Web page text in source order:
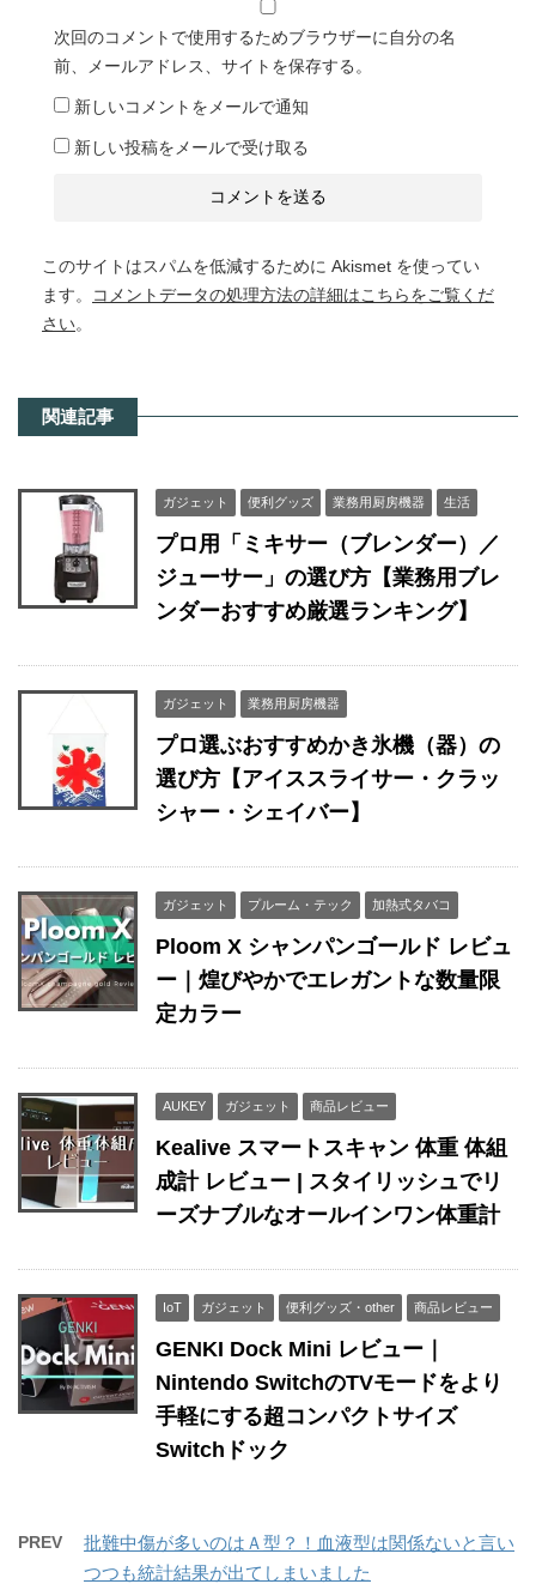
次回のコメントで使用するためブラウザーに自分の名
前、メールアドレス、サイトを保存する。
新しいコメントをメールで通知
新しい投稿をメールで受け取る
このサイトはスパムを低減するために Akismet を使ってい
ます。
コメントデータの処理方法の詳細はこちらをご覧くだ
さい。
関連記事
ガジェット 便利グッズ 業務用厨房機器 生活
プロ用「ミキサー（ブレンダー）／
ジューサー」の選び方【業務用ブレ
ンダーおすすめ厳選ランキング】
ガジェット 業務用厨房機器
プロ選ぶおすすめかき氷機（器）の
選び方【アイススライサー・クラッ
シャー・シェイバー】
ガジェット プルーム・テック 加熱式タバコ
Ploom X シャンパンゴールド レビュ
ー｜煌びやかでエレガントな数量限
定カラー
AUKEY ガジェット 商品レビュー
Kealive スマートスキャン 体重 体組
成計 レビュー | スタイリッシュでリ
ーズナブルなオールインワン体重計
IoT ガジェット 便利グッズ・other 商品レビュー
GENKI Dock Mini レビュー｜
Nintendo SwitchのTVモードをより
手軽にする超コンパクトサイズ
Switchドック
PREV
批難中傷が多いのはＡ型？！血液型は関係ないと言い
つつも統計結果が出てしまいました